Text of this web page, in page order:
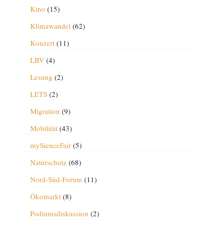
Kino (15)
Klimawandel(62)
Konzert(11)
LBV(4)
Lesung (2)
LETS(2)
Migration (9)
Mobilität(43)
mySienceFair(5)
Naturschutz(68)
Nord-Süd-Forum(11)
Ökomarkt(8)
Podiumsdiskussion (2)